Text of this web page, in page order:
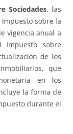
Sociedades, las
sobre la
vigencia anual a
sobre
de los
que
en los
la forma de
durante el